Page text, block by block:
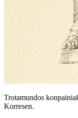
Trotamundos
Korresen.